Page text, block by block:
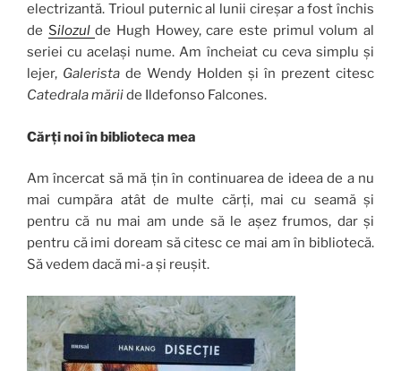
electrizantă. Trioul puternic al lunii cireșar a fost închis
de Silozul de Hugh Howey, care este primul volum al
seriei cu același nume. Am încheiat cu ceva simplu și
lejer, Galerista de Wendy Holden și în prezent citesc
Catedrala măriide Ildefonso Falcones.
Cărți noi în biblioteca mea
Am încercat să mă țin în continuarea de ideea de a nu
mai cumpăra atât de multe cărți, mai cu seamă și
pentru că nu mai am unde să le așez frumos, dar și
pentru că imi doream să citesc ce mai am în bibliotecă.
Să vedem dacă mi-a și reușit.